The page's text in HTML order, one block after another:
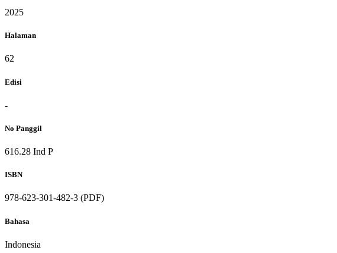
2025
Halaman
62
Edisi
-
No Panggil
616.28 Ind P
ISBN
978-623-301-482-3 (PDF)
Bahasa
Indonesia